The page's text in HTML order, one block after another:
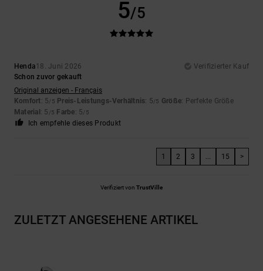
5/5
Henda18. Juni 2026
Verifizierter Kauf
Schon zuvor gekauft
Original anzeigen - Français
Komfort: 5/5 Preis-Leistungs-Verhältnis: 5/5 Größe: Perfekte Größe
Material: 5 /5 Farbe: 5/5
Ich empfehle dieses Produkt
1 2 3 15 >
Verifiziert von TrustVille
ZULETZT ANGESEHENE ARTIKEL